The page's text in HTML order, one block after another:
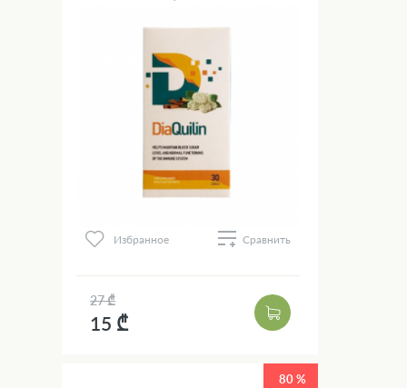
Избранное Сравнить
27 ₾
15 ₾
80 %